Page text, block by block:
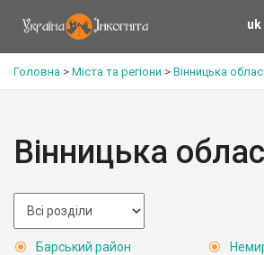
uk
Головна > Міста та регіони > Вінницька
Вінницька
Барський район